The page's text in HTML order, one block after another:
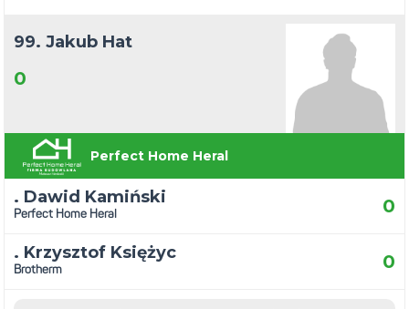
99. Jakub Hat
0
Perfect Home Heral
. Dawid Kamiński
Perfect Home Heral 0
. Krzysztof Księżyc
Brotherm 0